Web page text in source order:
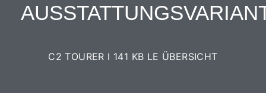
C2 TOURER I 141 KB LE ÜBERSICHT